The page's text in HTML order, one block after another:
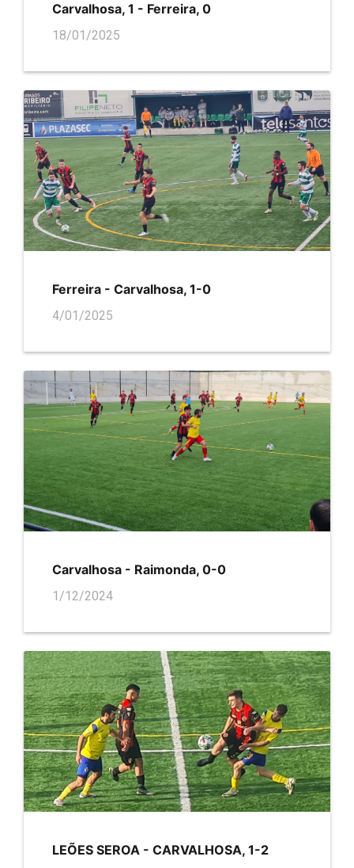
Carvalhosa, 1 - Ferreira, 0
18/01/2025
Ferreira - Carvalhosa, 1-0
4/01/2025
Carvalhosa - Raimonda, 0-0
1/12/2024
LEÕES SEROA - CARVALHOSA, 1-2